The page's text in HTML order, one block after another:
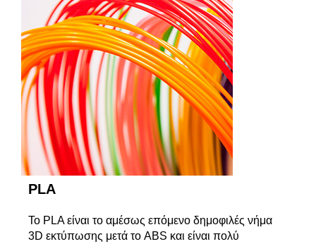
PLA
To PLA είναι το αμέσως επόμενο δημοφιλές νήμα
3D εκτύπωσης μετά το ABS και είναι πολύ